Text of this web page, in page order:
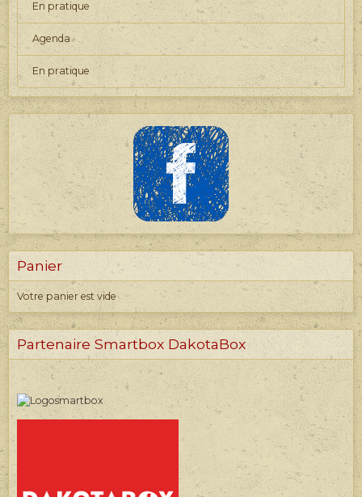
En pratique
Agenda
En pratique
Panier
Votre panier est vide
Partenaire Smartbox DakotaBox